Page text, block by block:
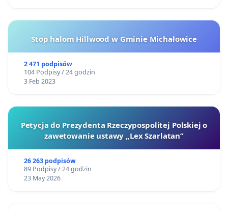
Stop halom Hillwood w Gminie Michałowice
2 471 podpisów
104 Podpisy / 24 godzin
3 Feb 2023
Petycja do Prezydenta Rzeczypospolitej Polskiej o
zawetowanie ustawy „Lex Szarlatan”
26 263 podpisów
89 Podpisy / 24 godzin
23 May 2026